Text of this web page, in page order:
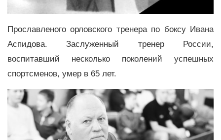
Прославленого орловского тренера по боксу Ивана
Аспидова. Заслуженный тренер России,
воспитавший несколько поколений успешных
спортсменов, умер в 65 лет.